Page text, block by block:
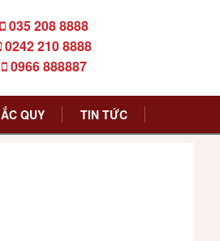
035 208 8888
0242 210 8888
0966 888887
ẮC QUY TIN TỨC